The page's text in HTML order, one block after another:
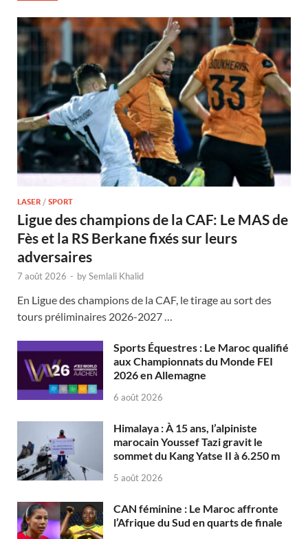
LASER / SPORT
Ligue des champions de la CAF: Le MAS de
Fès et la RS Berkane fixés sur leurs
adversaires
7 août 2026 - bySemlali Khalid
En Ligue des champions de la CAF, le tirage au sort des
tours préliminaires 2026-2027 …
Sports Équestres : Le Maroc qualifié
aux Championnats du Monde FEI
2026 en Allemagne
6 août 2026
Himalaya : À 15 ans, l’alpiniste
marocain Youssef Tazi gravit le
sommet du Kang Yatse II à 6.250 m
5 août 2026
CAN féminine : Le Maroc affronte
l’Afrique du Sud en quarts de finale